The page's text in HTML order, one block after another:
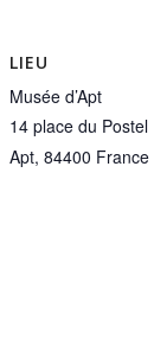
LIEU
Musée d’Apt
14 place du Postel
Apt, 84400 France